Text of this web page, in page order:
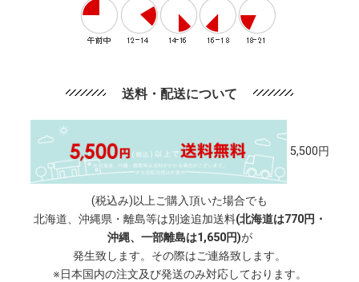
送料・配送について
5,500円
(税込み)以上ご購入頂いた場合でも
北海道、沖縄県・離島等は別途追加送料(北海道は770円・
沖縄、一部離島は1,650円)が
発生致します。その際はご連絡致します。
※日本国内の注文及び発送のみ対応しております。